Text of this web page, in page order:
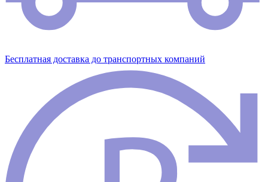
Бесплатная доставка до транспортных компаний